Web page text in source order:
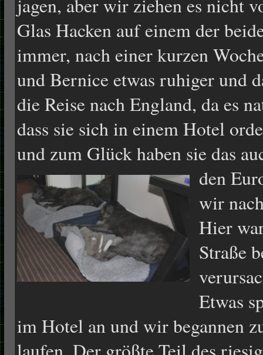
jagen, aber wir ziehen es nicht
Glas Hacken auf einem der
immer, nach einer kurzen
und Bernice etwas ruhiger und
die Reise nach England, da es
dass sie sich in einem Hotel
und zum Glück haben sie das
den
wir
Hier
Straße
Etwas
im Hotel an und wir begannen